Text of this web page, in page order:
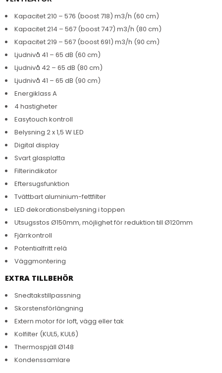
Kapacitet 210 – 576 (boost 718) m3/h (60 cm)
Kapacitet 214 – 567 (boost 747) m3/h (80 cm)
Kapacitet 219 – 567 (boost 691) m3/h (90 cm)
Ljudnivå 41 – 65 dB (60 cm)
Ljudnivå 42 – 65 dB (80 cm)
Ljudnivå 41 – 65 dB (90 cm)
Energiklass A
4 hastigheter
Easytouch kontroll
Belysning 2 x 1,5 W LED
Digital display
Svart glasplatta
Filterindikator
Eftersugsfunktion
Tvättbart aluminium-fettfilter
LED dekorationsbelysning i toppen
Utsugsstos Ø150mm, möjlighet för reduktion till Ø120mm
Fjärrkontroll
Potentialfritt relä
Väggmontering
EXTRA TILLBEHÖR
Snedtakstillpassning
Skorstensförlängning
Extern motor för loft, vägg eller tak
Kolfilter (KUL5, KUL6)
Thermospjäll Ø148
Kondenssamlare